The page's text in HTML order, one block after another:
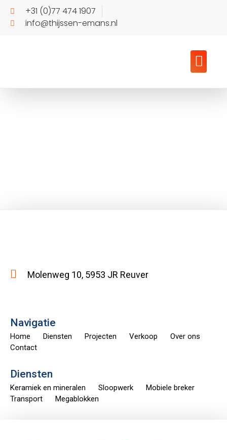
+31 (0)77 474 1907
info@thijssen-emans.nl
Molenweg 10, 5953 JR Reuver
Navigatie
Home Diensten Projecten Verkoop
Over ons
Contact
Diensten
Keramiek en mineralen Sloopwerk
Mobiele breker
Transport
Megablokken